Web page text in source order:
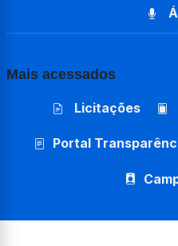
Mais acessados
Licitações
Portal